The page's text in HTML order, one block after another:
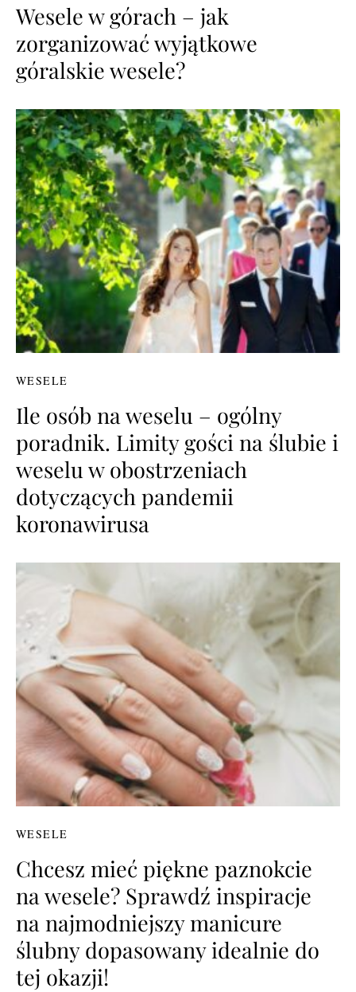
Wesele w górach – jak
zorganizować wyjątkowe
góralskie wesele?
WESELE
Ile osób na weselu – ogólny
poradnik. Limity gości na ślubie i
weselu w obostrzeniach
dotyczących pandemii
koronawirusa
WESELE
Chcesz mieć piękne paznokcie
na wesele? Sprawdź inspiracje
na najmodniejszy manicure
ślubny dopasowany idealnie do
tej okazji!